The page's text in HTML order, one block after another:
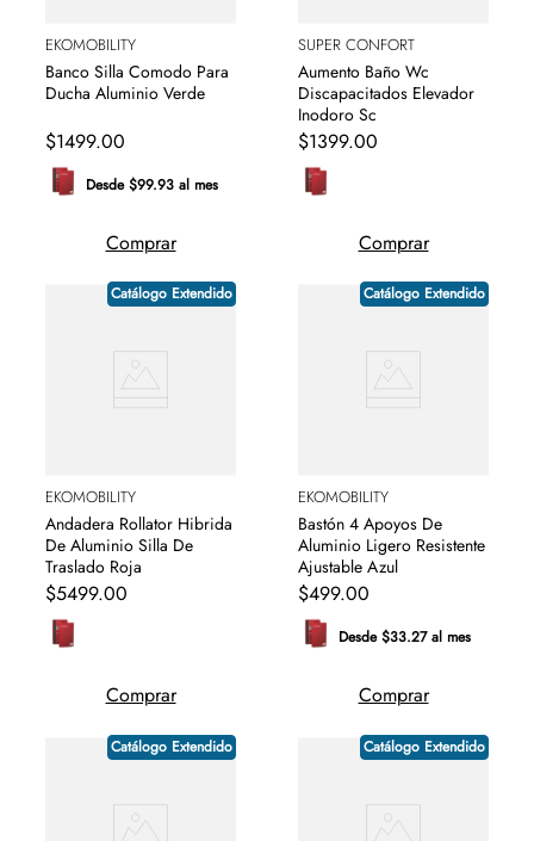
EKOMOBILITY
Banco Silla Comodo Para
Ducha Aluminio Verde
$1499.00
Desde $99.93 al mes
Comprar
SUPER CONFORT
Aumento Baño Wc
Discapacitados Elevador
Inodoro Sc
$1399.00
Comprar
Catálogo Extendido
EKOMOBILITY
Andadera Rollator Hibrida
De Aluminio Silla De
Traslado Roja
$5499.00
Comprar
Catálogo Extendido
EKOMOBILITY
Bastón 4 Apoyos De
Aluminio Ligero Resistente
Ajustable Azul
$499.00
Desde $33.27 al mes
Comprar
Catálogo Extendido Catálogo Extendido